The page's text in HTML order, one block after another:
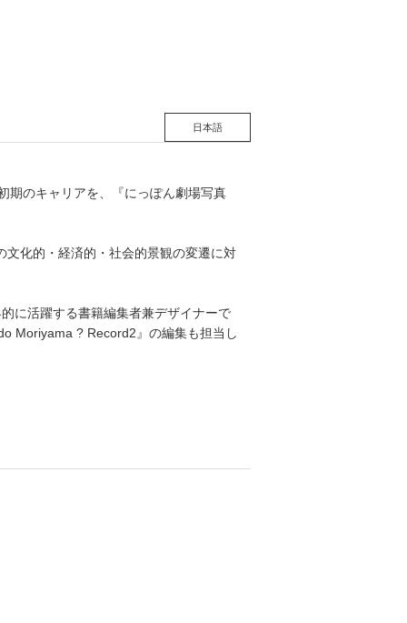
日本語
期のキャリアを、『にっぽん劇場写真
化的・経済的・社会的景観の変遷に対
に活躍する書籍編集者兼デザイナーで
Moriyama ? Record2』の編集も担当し